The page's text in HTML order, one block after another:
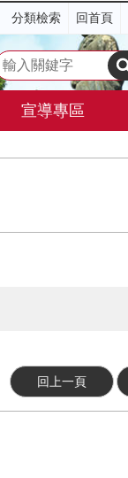
分類檢索 回首頁
宣導專區
回上一頁